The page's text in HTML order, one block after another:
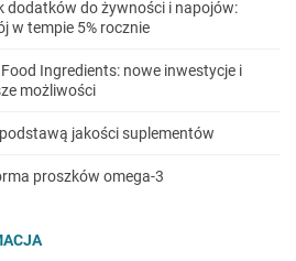
dodatków do żywności i napojów:
w tempie 5% rocznie
Ingredients: nowe inwestycje i
możliwości
jakości suplementów
proszków omega-3